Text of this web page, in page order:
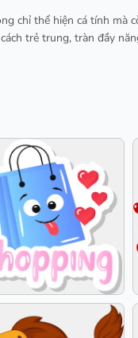
chỉ thể hiện cá tính mà
trẻ trung, tràn đầy